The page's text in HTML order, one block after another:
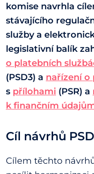
komise navrhla
stávajícího
služby a
legislativní balík
o platebních
(PSD3) a nařízení o
s přílohami (PSR) a
k finančním
Cíl návrhů
Cílem těchto